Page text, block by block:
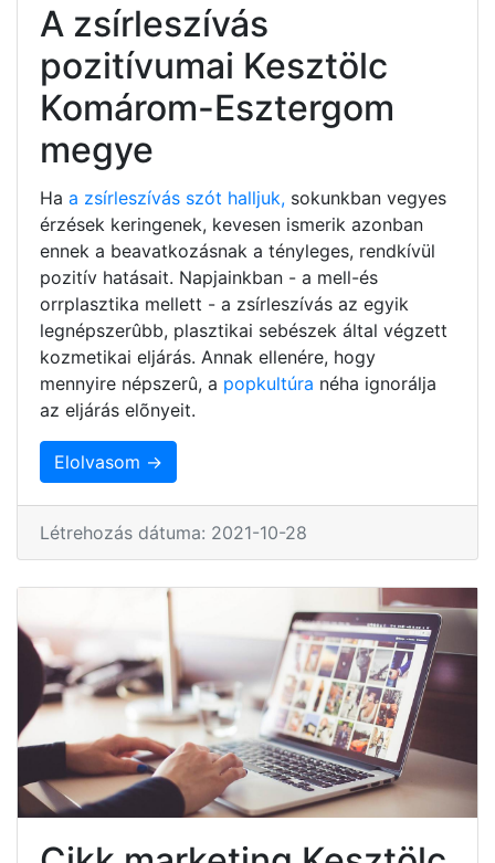
A zsírleszívás
pozitívumai Kesztölc
Komárom-Esztergom
megye
Ha a zsírleszívás szót halljuk, sokunkban vegyes
érzések keringenek, kevesen ismerik azonban
ennek a beavatkozásnak a tényleges, rendkívül
pozitív hatásait. Napjainkban - a mell-és
orrplasztika mellett - a zsírleszívás az egyik
legnépszerûbb, plasztikai sebészek által végzett
kozmetikai eljárás. Annak ellenére, hogy
mennyire népszerû, a popkultúra néha ignorálja
az eljárás elõnyeit.
Elolvasom →
Létrehozás dátuma: 2021-10-28